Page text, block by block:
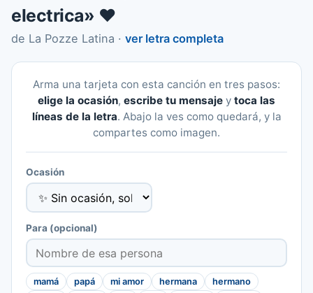
electrica» ❤️
de La Pozze Latina · ver letra completa
Arma una tarjeta con esta canción en tres pasos:
elige la ocasión, escribe tu mensaje y toca las
líneas de la letra. Abajo la ves como quedará, y la
compartes como imagen.
Ocasión
Para (opcional)
mamá papá mi amor hermana
hermano